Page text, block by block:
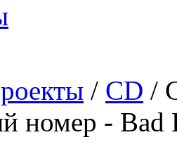
/ CD /
номер - Bad